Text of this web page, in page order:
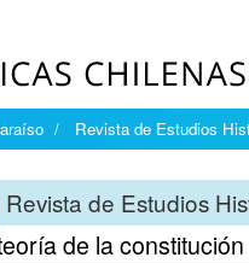
Revista de Estudios
Revista de Estudios
de la